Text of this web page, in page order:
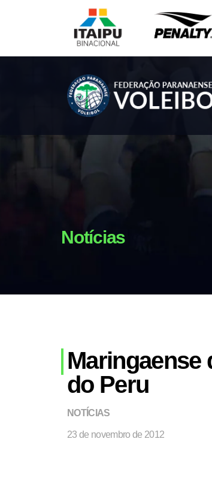
Notícias
Maringaense
do Peru
NOTÍCIAS
23 de novembro de 2012